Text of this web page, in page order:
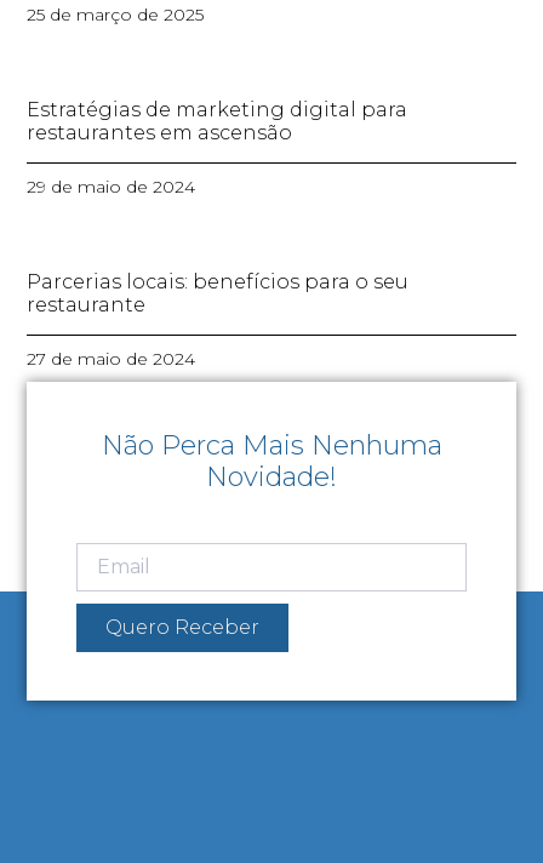
25 de março de 2025
Estratégias de marketing digital para
restaurantes em ascensão
29 de maio de 2024
Parcerias locais: benefícios para o seu
restaurante
27 de maio de 2024
Não Perca Mais Nenhuma
Novidade!
Quero Receber